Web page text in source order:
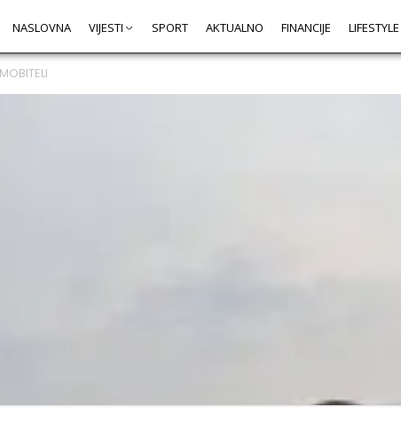
NASLOVNA VIJESTI SPORT AKTUALNO FINANCIJE LIFESTYLE